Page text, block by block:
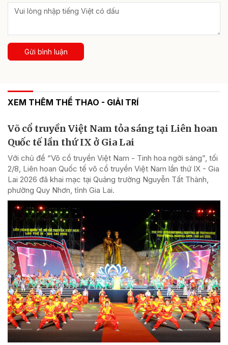
Gửi bình luận
XEM THÊM THỂ THAO - GIẢI TRÍ
Võ cổ truyền Việt Nam tỏa sáng tại Liên hoan
Quốc tế lần thứ IX ở Gia Lai
Với chủ đề “Võ cổ truyền Việt Nam - Tinh hoa ngời sáng”, tối
2/8, Liên hoan Quốc tế võ cổ truyền Việt Nam lần thứ IX - Gia
Lai 2026 đã khai mạc tại Quảng trường Nguyễn Tất Thành,
phường Quy Nhơn, tỉnh Gia Lai.